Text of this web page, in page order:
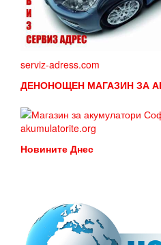
serviz-adress.com
ДЕНОНОЩЕН МАГАЗИН ЗА
akumulatorite.org
Новините Днес